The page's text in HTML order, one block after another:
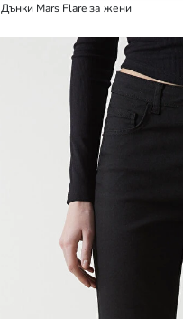
Дънки Mars Flare за жени